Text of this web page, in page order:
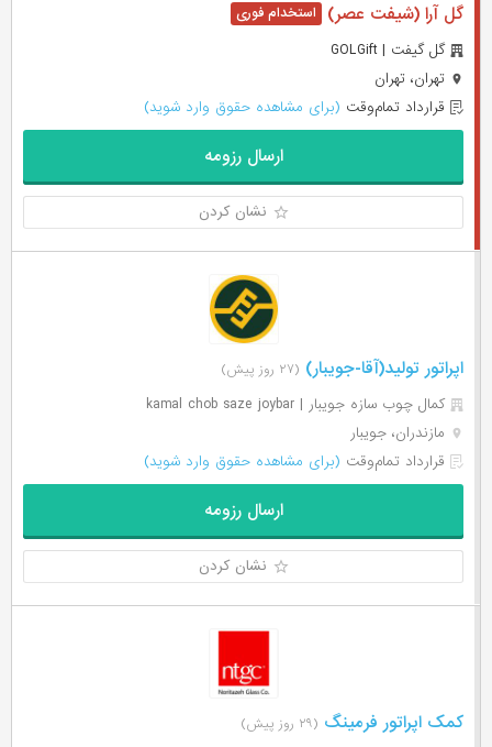
گل آرا (شیفت عصر)
گل گیفت | GOLGift
تهران، تهران
قرارداد تمام‌وقت (برای مشاهده حقوق وارد شوید)
ارسال رزومه
نشان کردن
اپراتور تولید(آقا-جویبار) (۲۷ روز پیش)
کمال چوب سازه جویبار | kamal chob saze joybar
مازندران، جویبار
قرارداد تمام‌وقت (برای مشاهده حقوق وارد شوید)
ارسال رزومه
نشان کردن
کمک اپراتور فرمینگ (۲۹ روز پیش)